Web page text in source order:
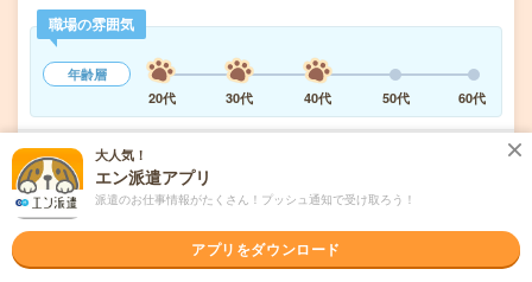
職場の雰囲気
年齢層
20代
30代 40代 50代 60代
気になる!
未読 掲載日 2026/08/06
大人気！
エン派遣アプリ
派遣のお仕事情報がたくさん！プッシュ通知で受け取ろう！
アプリをダウンロード